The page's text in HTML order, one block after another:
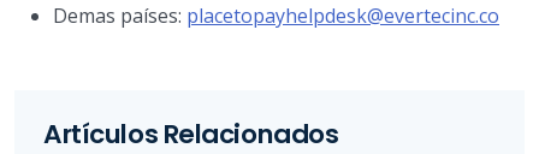
Demas países: placetopayhelpdesk@evertecinc.co
Artículos Relacionados